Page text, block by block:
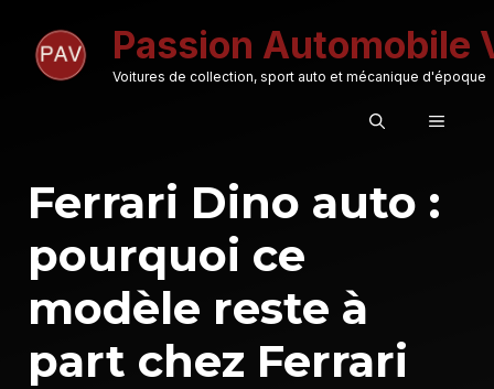
contenu
Passion Automobile
Voitures de collection, sport auto et mécanique d'époque
MENU
Ferrari Dino auto :
pourquoi ce
modèle reste à
part chez Ferrari